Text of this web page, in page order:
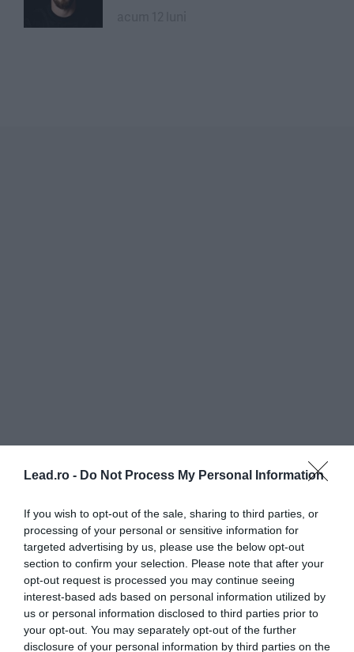
Lead.ro - Do Not Process My Personal Information
If you wish to opt-out of the sale, sharing to third parties, or
processing of your personal or sensitive information for
targeted advertising by us, please use the below opt-out
section to confirm your selection. Please note that after your
opt-out request is processed you may continue seeing
interest-based ads based on personal information utilized by
us or personal information disclosed to third parties prior to
your opt-out. You may separately opt-out of the further
disclosure of your personal information by third parties on the